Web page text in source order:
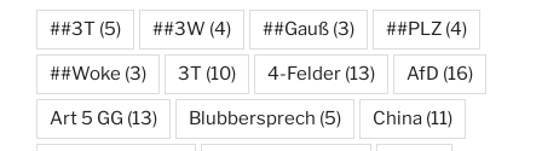
##3T (5) ##3W (4) ##Gauß (3) ##PLZ (4)
##Woke (3) 3T (10) 4-Felder (13) AfD (16)
Art 5 GG (13) Blubbersprech (5) China (11)